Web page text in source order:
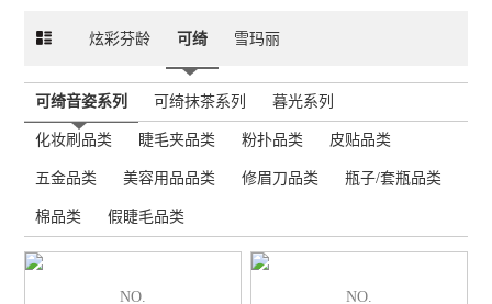
炫彩芬龄 可绮 雪玛丽
可绮音姿系列 可绮抹茶系列 暮光系列
化妆刷品类 睫毛夹品类 粉扑品类 皮贴品类
五金品类 美容用品品类 修眉刀品类 瓶子/套瓶品类
棉品类 假睫毛品类
NO.
NO.